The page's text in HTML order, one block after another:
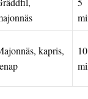
kapris,
10